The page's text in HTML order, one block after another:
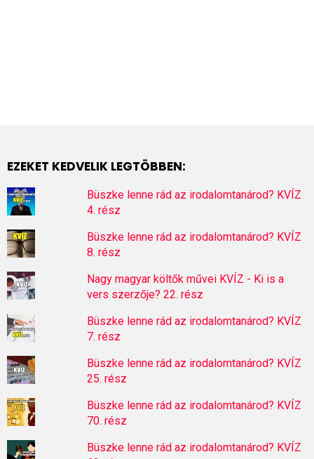
EZEKET KEDVELIK LEGTÖBBEN:
Büszke lenne rád az irodalomtanárod? KVÍZ
4. rész
Büszke lenne rád az irodalomtanárod? KVÍZ
8. rész
Nagy magyar költők művei KVÍZ - Ki is a
vers szerzője? 22. rész
Büszke lenne rád az irodalomtanárod? KVÍZ
7. rész
Büszke lenne rád az irodalomtanárod? KVÍZ
25. rész
Büszke lenne rád az irodalomtanárod? KVÍZ
70. rész
Büszke lenne rád az irodalomtanárod? KVÍZ